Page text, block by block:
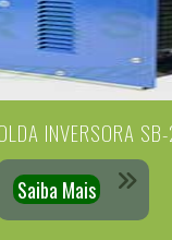
INVERSORA
Saiba Mais